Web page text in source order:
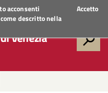
acconsenti
descritto nella
Accetto
Venezia